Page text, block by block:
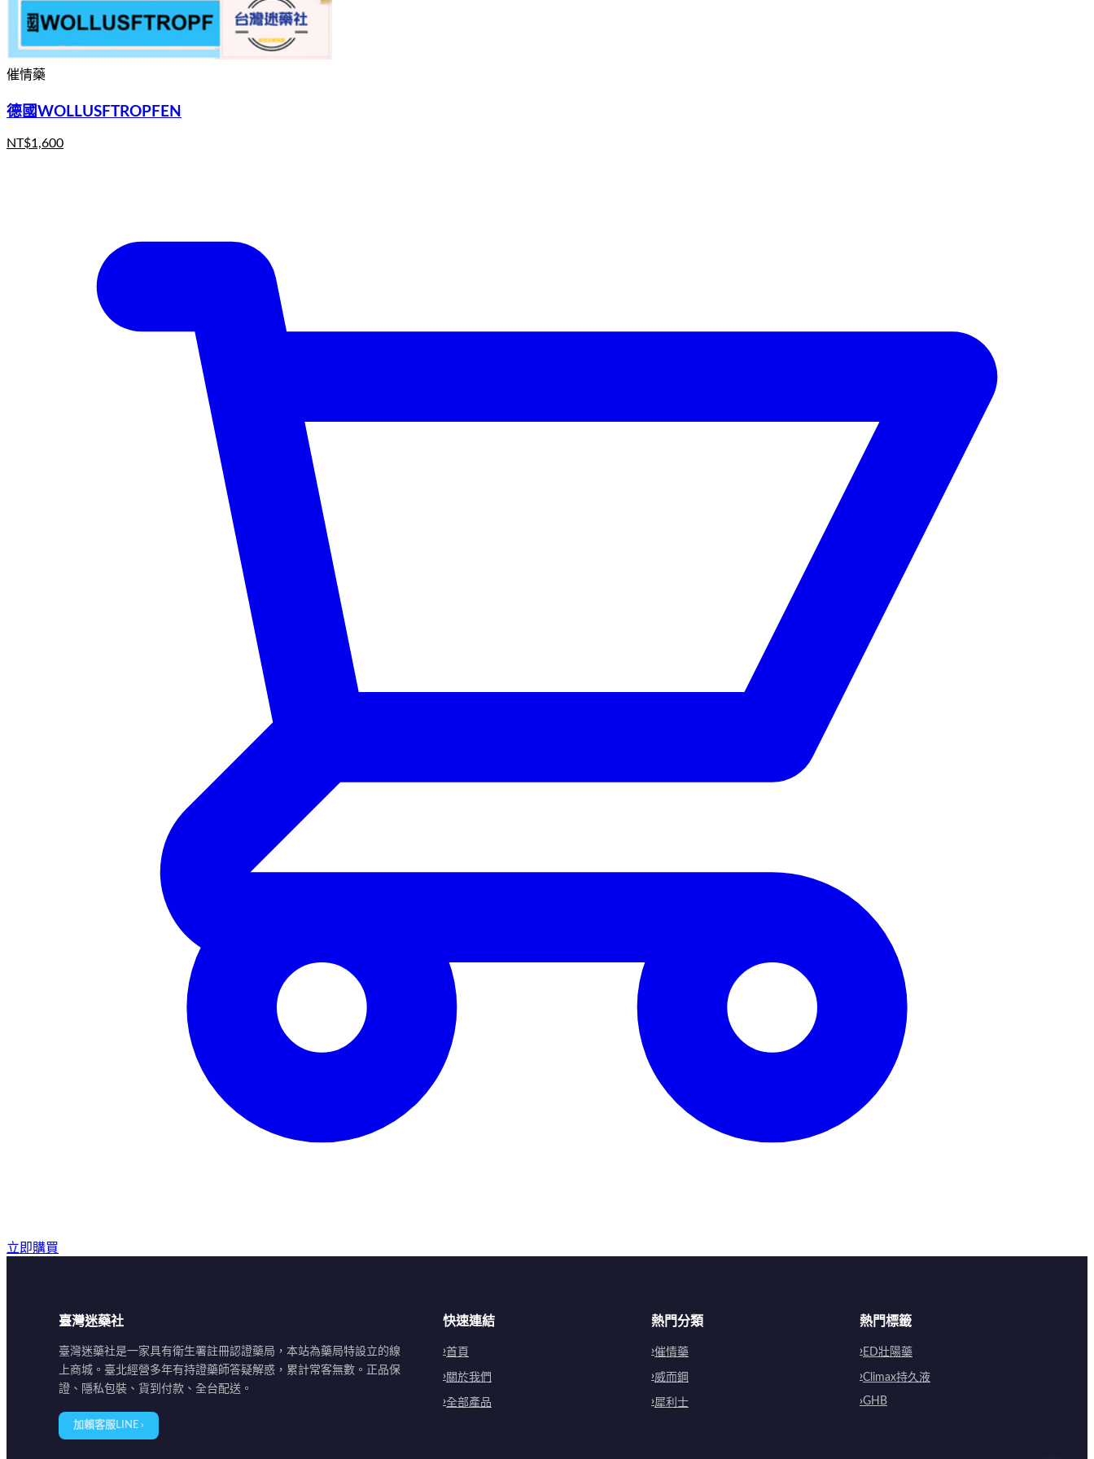
催情藥
德國WOLLUSFTROPFEN
NT$1,600
立即購買
臺灣迷藥社
臺灣迷藥社是一家具有衛生署註冊認證藥局，本站為藥局特設立的線
上商城。臺北經營多年有持證藥師答疑解惑，累計常客無數。正品保
證、隱私包裝、貨到付款、全台配送。
加賴客服LINE ›
快速連結
首頁
關於我們
全部產品
熱門分類
催情藥
威而鋼
犀利士
熱門標籤
ED壯陽藥
Climax持久液
GHB